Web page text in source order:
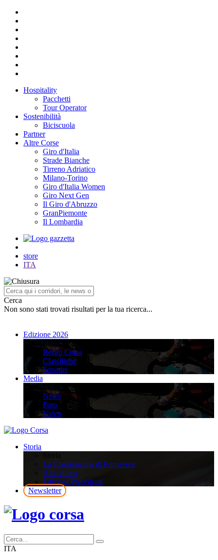
Hospitality
Pacchetti
Tour Operator
Sostenibilità
Biciscuola
Partner
Altre Corse
Giro d'Italia
Strade Bianche
Tirreno Adriatico
Milano-Torino
Giro d'Italia Women
Giro Next Gen
Il Giro d'Abruzzo
GranPiemonte
Il Lombardia
store
ITA
Cerca
Non sono stati trovati risultati per la tua ricerca...
Edizione 2026
Edizione 2026
Recap Corsa
Classifiche
Squadre
Media
Media
News
Foto
Video
Storia
La Classicissima di Primavera
Albo d’oro
Edizioni Precedenti
Newsletter
ITA